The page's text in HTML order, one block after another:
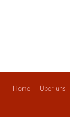
Home Über uns